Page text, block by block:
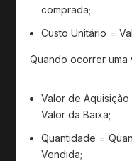
comprada;
Custo Unitário =
Quando ocorrer uma
Valor de
Valor da Baixa;
Quantidade =
Vendida;